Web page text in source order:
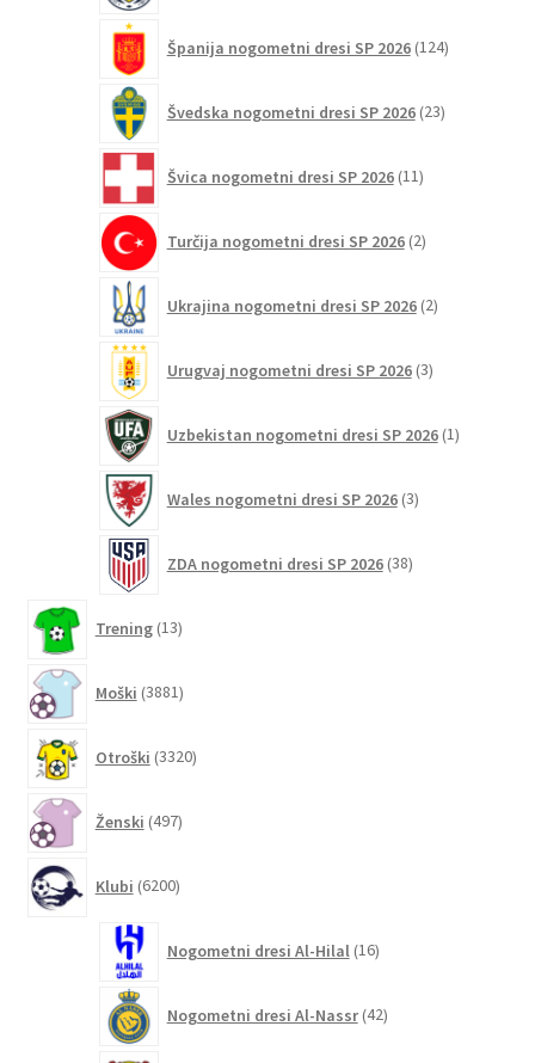
Španija nogometni dresi SP 2026 124izdelkov
Švedska nogometni dresi SP 2026 23izdelkov
Švica nogometni dresi SP 2026 11izdelkov
Turčija nogometni dresi SP 2026 2izdelka
Ukrajina nogometni dresi SP 2026 2izdelka
Urugvaj nogometni dresi SP 2026 3izdelki
Uzbekistan nogometni dresi SP 2026 1izdelek
Wales nogometni dresi SP 2026 3izdelki
ZDA nogometni dresi SP 2026 38izdelkov
Trening 13izdelkov
Moški 3881izdelkov
Otroški 3320izdelkov
Ženski 497izdelkov
Klubi 6200izdelkov
Nogometni dresi Al-Hilal 16izdelkov
Nogometni dresi Al-Nassr 42izdelkov